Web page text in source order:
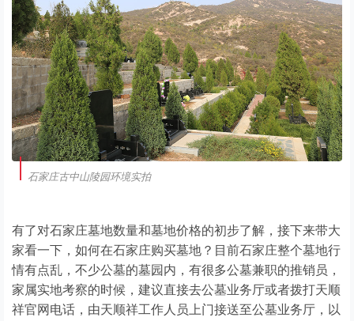
石家庄古中山陵园环境实拍
有了对石家庄墓地数量和墓地价格的初步了解，接下来带大
家看一下，如何在石家庄购买墓地？目前石家庄整个墓地行
情有点乱，不少公墓的墓园内，有很多公墓兼职的推销员，
家属实地考察的时候，建议直接去公墓业务厅或者拨打天顺
祥官网电话，由天顺祥工作人员上门接送至公墓业务厅，以